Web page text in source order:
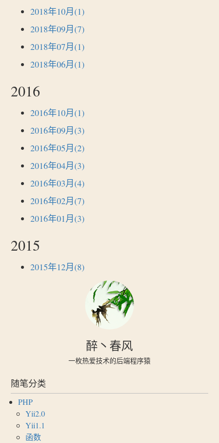
2018年10月(1)
2018年09月(7)
2018年07月(1)
2018年06月(1)
2016
2016年10月(1)
2016年09月(3)
2016年05月(2)
2016年04月(3)
2016年03月(4)
2016年02月(7)
2016年01月(3)
2015
2015年12月(8)
醉丶春风
一枚热爱技术的后端程序猿
随笔分类
PHP
Yii2.0
Yii1.1
函数